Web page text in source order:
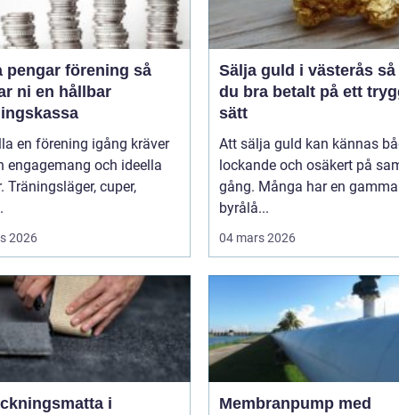
förening så
ni en hållbar
en förening igång kräver
engagemang och ideella
Träningsläger, cuper,
2026
Sälja guld i västerås så får
du bra betalt på ett
sätt
Att sälja guld kan kännas
lockande och osäkert på
gång. Många har en
byrålå...
04 mars 2026
i
Membranpump med